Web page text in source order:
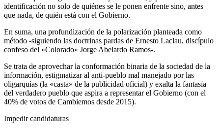
identificación no solo de quiénes se le ponen enfrente sino, antes
que nada, de quién está con el Gobierno.
En suma, una profundización de la polarización planteada como
método -siguiendo las doctrinas pardas de Ernesto Laclau, discípulo
confeso del «Colorado» Jorge Abelardo Ramos-.
Se trata de aprovechar la conformación binaria de la sociedad de la
información, estigmatizar al anti-pueblo mal manejado por las
oligarquías (la «casta» de la publicidad oficial) y exalta la fantasía
del verdadero pueblo que aspira a representar el Gobierno (con el
40% de votos de Cambiemos desde 2015).
Impedir candidaturas